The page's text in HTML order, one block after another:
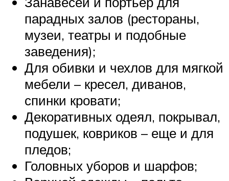
парадных залов (рестораны,
музеи, театры и подобные
заведения);
Для обивки и чехлов для мягкой
мебели – кресел, диванов,
спинки кровати;
Декоративных одеял, покрывал,
подушек, ковриков – еще и для
пледов;
Головных уборов и шарфов;